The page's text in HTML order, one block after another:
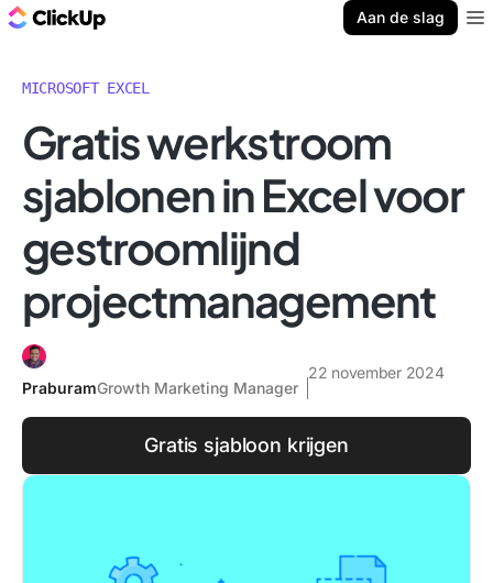
Aan de slag
MICROSOFT EXCEL
Gratis werkstroom
sjablonen in Excel voor
gestroomlijnd
projectmanagement
PraburamGrowth Marketing Manager
22 november 2024
Gratis sjabloon krijgen